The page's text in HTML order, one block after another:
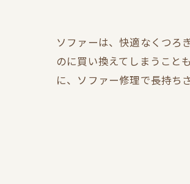
ソファーは、快適なくつろ
のに買い換えてしまうこと
に、ソファー修理で長持ち